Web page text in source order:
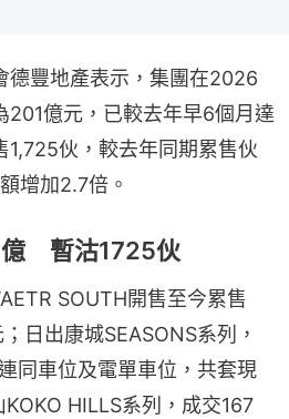
德豐地產表示，集團在2026
201億元，已較去年早6個月達
1,725伙，較去年同期累售伙
增加2.7倍。
暫沽1725伙
SOUTH開售至今累售
日出康城SEASONS系列，
同車位及電單車位，共套現
HILLS系列，成交167